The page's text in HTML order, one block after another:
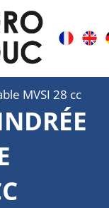
MVSI 28 cc